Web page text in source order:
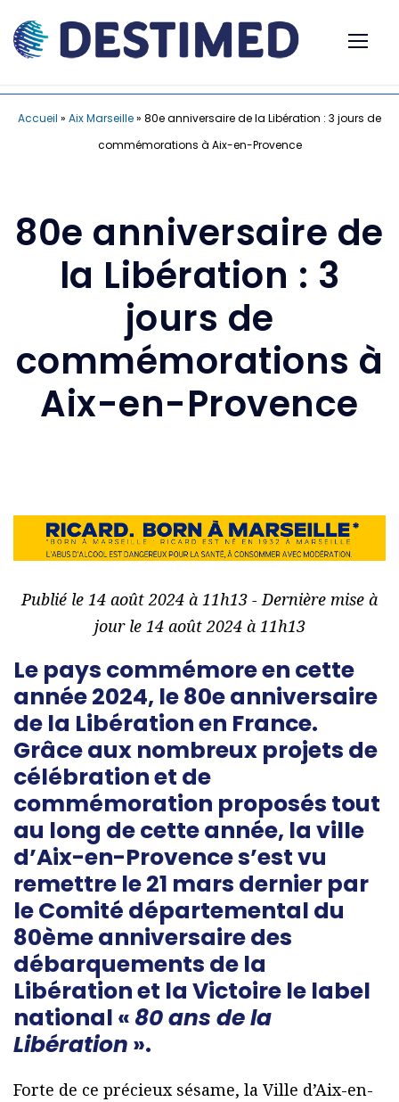
Accueil » Aix Marseille» 80e anniversaire de la Libération : 3 jours de
commémorations à Aix-en-Provence
80e anniversaire de
la Libération : 3
jours de
commémorations à
Aix-en-Provence
Publié le 14 août 2024 à 11h13 - Dernière mise à
jour le 14 août 2024 à 11h13
Le pays commémore en cette
année 2024, le 80e anniversaire
de la Libération en France.
Grâce aux nombreux projets de
célébration et de
commémoration proposés tout
au long de cette année, la ville
d’Aix-en-Provence s’est vu
remettre le 21 mars dernier par
le Comité départemental du
80ème anniversaire des
débarquements de la
Libération et la Victoire le label
national « 80 ans de la
Libération ».
Forte de ce précieux sésame, la Ville d’Aix-en-